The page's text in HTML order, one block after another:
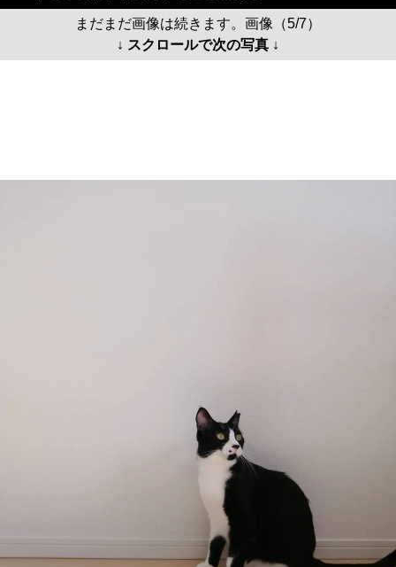
まだまだ画像は続きます。画像（5/7）
↓ スクロールで次の写真 ↓